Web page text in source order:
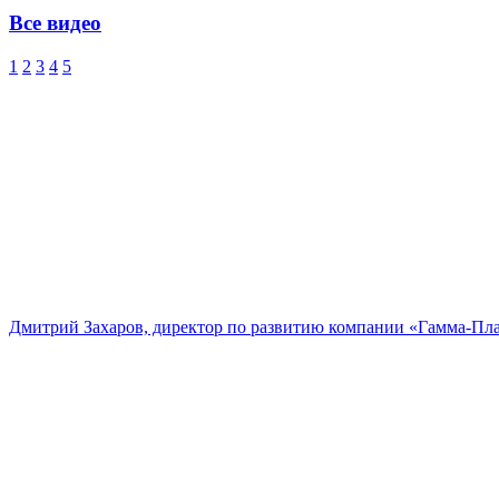
Все видео
1 2 3 4 5
Дмитрий Захаров, директор по развитию компании «Гамма-